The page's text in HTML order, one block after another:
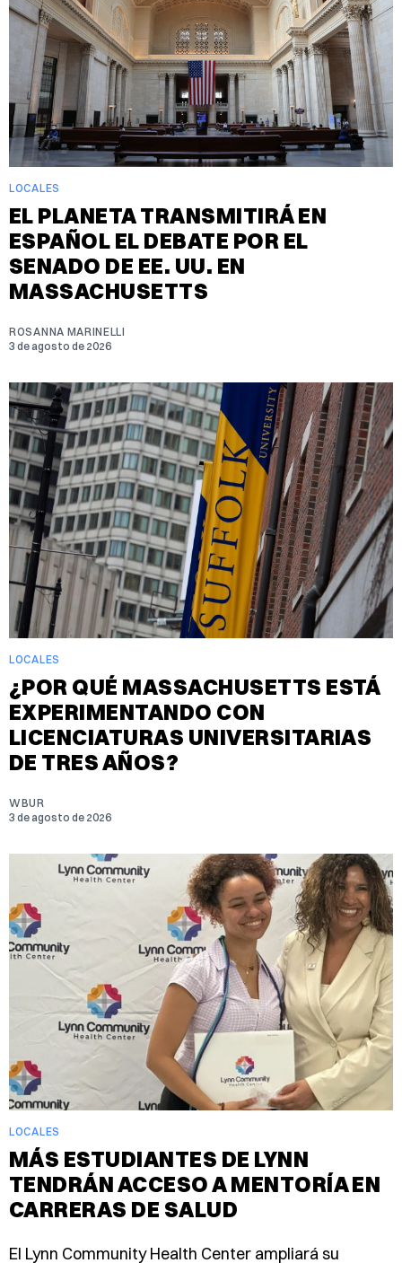
LOCALES
EL PLANETA TRANSMITIRÁ EN
ESPAÑOL EL DEBATE POR EL
SENADO DE EE. UU. EN
MASSACHUSETTS
ROSANNA MARINELLI
3 de agosto de 2026
LOCALES
¿POR QUÉ MASSACHUSETTS ESTÁ
EXPERIMENTANDO CON
LICENCIATURAS UNIVERSITARIAS
DE TRES AÑOS?
WBUR
3 de agosto de 2026
LOCALES
MÁS ESTUDIANTES DE LYNN
TENDRÁN ACCESO A MENTORÍA EN
CARRERAS DE SALUD
El Lynn Community Health Center ampliará su